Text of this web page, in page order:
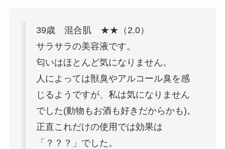
39歳 混合肌 ★★（2.0）
サラサラの美容液です。
匂いはほとんど気になりません。
人によっては獣臭やアルコール臭を感
じるようですが、私は気になりません
でした(動物もお酒も好きだからかも)。
正直これだけの使用では効果は
「？？？」でした。